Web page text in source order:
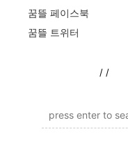
꿈뜰 페이스북
꿈뜰 트위터
/ /